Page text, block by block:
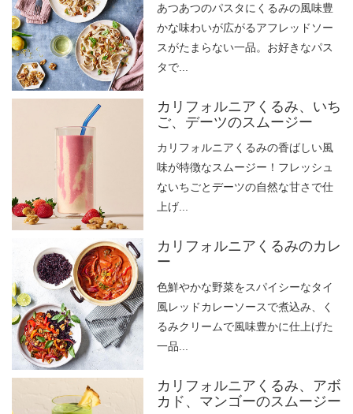
あつあつのパスタにくるみの風味豊
かな味わいが広がるアフレッドソー
スがたまらない一品。お好きなパス
タで...
カリフォルニアくるみ、いち
ご、デーツのスムージー
カリフォルニアくるみの香ばしい風
味が特徴なスムージー！フレッシュ
ないちごとデーツの自然な甘さで仕
上げ...
カリフォルニアくるみのカレ
ー
色鮮やかな野菜をスパイシーなタイ
風レッドカレーソースで煮込み、く
るみクリームで風味豊かに仕上げた
一品...
カリフォルニアくるみ、アボ
カド、マンゴーのスムージー